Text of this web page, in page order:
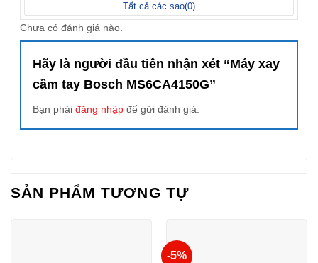
Tất cả các sao(0)
Chưa có đánh giá nào.
Hãy là người đầu tiên nhận xét “Máy xay
cầm tay Bosch MS6CA4150G”
Bạn phải đăng nhập để gửi đánh giá.
SẢN PHẨM TƯƠNG TỰ
-5%